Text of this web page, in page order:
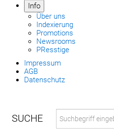
Info
Über uns
Indexierung
Promotions
Newsrooms
PResstige
Impressum
AGB
Datenschutz